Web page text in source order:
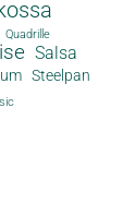
Quadrille
Salsa
Steelpan